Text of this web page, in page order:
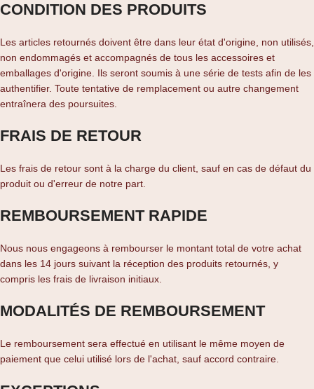
CONDITION DES PRODUITS
Les articles retournés doivent être dans leur état d'origine, non utilisés,
non endommagés et accompagnés de tous les accessoires et
emballages d'origine. Ils seront soumis à une série de tests afin de les
authentifier. Toute tentative de remplacement ou autre changement
entraînera des poursuites.
FRAIS DE RETOUR
Les frais de retour sont à la charge du client, sauf en cas de défaut du
produit ou d'erreur de notre part.
REMBOURSEMENT RAPIDE
Nous nous engageons à rembourser le montant total de votre achat
dans les 14 jours suivant la réception des produits retournés, y
compris les frais de livraison initiaux.
MODALITÉS DE REMBOURSEMENT
Le remboursement sera effectué en utilisant le même moyen de
paiement que celui utilisé lors de l'achat, sauf accord contraire.